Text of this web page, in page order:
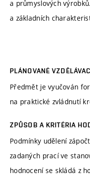
a průmyslových
a základních
PLÁNOVANÉ
Předmět je vyučován
na praktické zvládnutí
ZPŮSOB A KRITÉRIA
Podmínky udělení
zadaných prací ve
hodnocení se skládá z